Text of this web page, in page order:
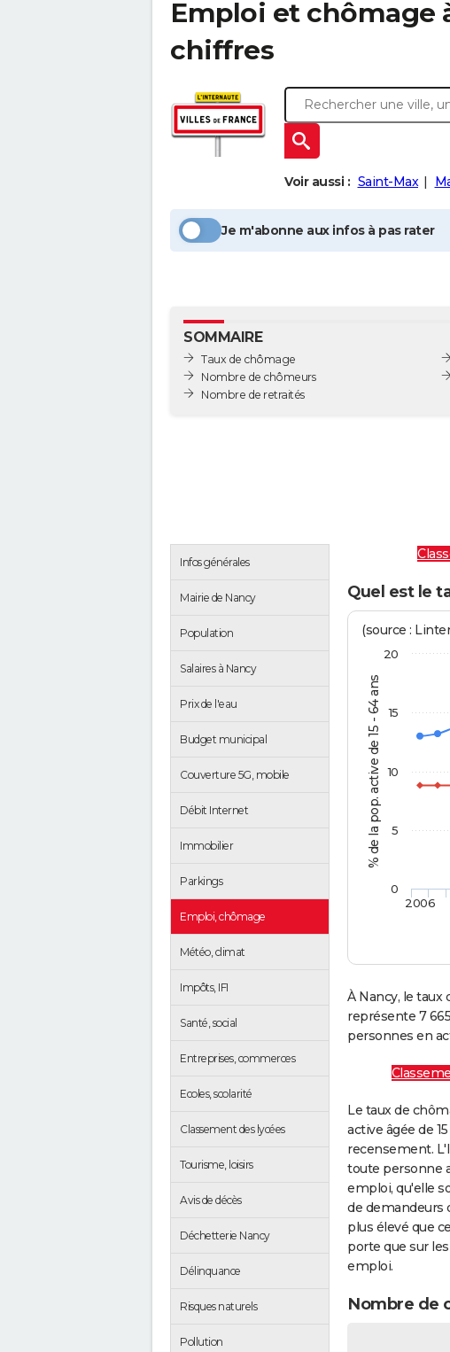
Emploi et chômage
chiffres
Voir aussi : Saint-Max
Je m'abonne aux infos à pas rater
SOMMAIRE
Taux de chômage
Nombre de chômeurs
Nombre de retraités
Infos générales
Mairie de Nancy
Population
Salaires à Nancy
Prix de l'eau
Budget municipal
Couverture 5G, mobile
Débit Internet
Immobilier
Parkings
Emploi, chômage
Météo, climat
Impôts, IFI
Santé, social
Entreprises, commerces
Ecoles, scolarité
Classement des lycées
Tourisme, loisirs
Avis de décès
Déchetterie Nancy
Délinquance
Risques naturels
Pollution
Quel est le
% de la pop. active de 15 - 64 ans
(source :
2006
0
5
10
15
20
À Nancy, le
représente 7
personnes en
Le taux de
active âgée de
recensement.
toute personne
emploi, qu'elle
de demandeurs
plus élevé que
porte que sur
emploi.
Nombre de